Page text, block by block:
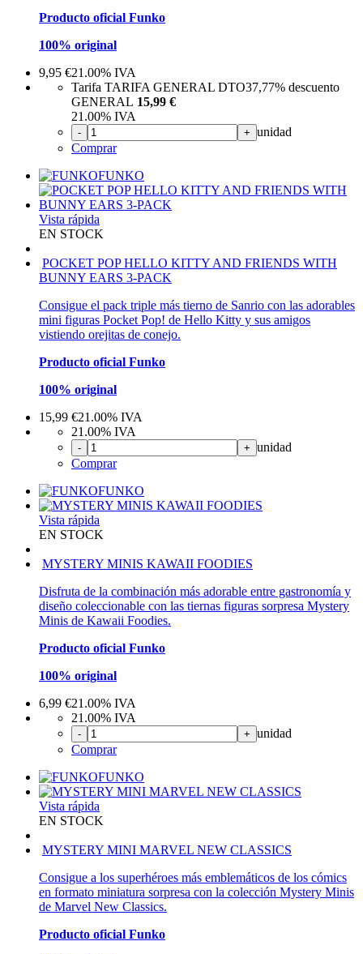
Producto oficial Funko
100% original
9,95 €21.00% IVA
Tarifa TARIFA GENERAL DTO37,77% descuento
GENERAL 15,99 €
21.00% IVA
- + unidad
Comprar
FUNKO
Vista rápida
EN STOCK
POCKET POP HELLO KITTY AND FRIENDS WITH
BUNNY EARS 3-PACK
Consigue el pack triple más tierno de Sanrio con las adorables
mini figuras Pocket Pop! de Hello Kitty y sus amigos
vistiendo orejitas de conejo.
Producto oficial Funko
100% original
15,99 €21.00% IVA
21.00% IVA
- + unidad
Comprar
FUNKO
Vista rápida
EN STOCK
MYSTERY MINIS KAWAII FOODIES
Disfruta de la combinación más adorable entre gastronomía y
diseño coleccionable con las tiernas figuras sorpresa Mystery
Minis de Kawaii Foodies.
Producto oficial Funko
100% original
6,99 €21.00% IVA
21.00% IVA
- + unidad
Comprar
FUNKO
Vista rápida
EN STOCK
MYSTERY MINI MARVEL NEW CLASSICS
Consigue a los superhéroes más emblemáticos de los cómics
en formato miniatura sorpresa con la colección Mystery Minis
de Marvel New Classics.
Producto oficial Funko